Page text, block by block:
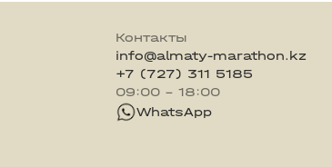
Контакты
info@almaty-marathon.kz
+7 (727) 311 5185
09:00 - 18:00
WhatsApp